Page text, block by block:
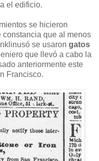
el edificio.
se hicieron
constancia que al menos
se usaron gatos
que llevó a cabo la
anteriormente este
Francisco.